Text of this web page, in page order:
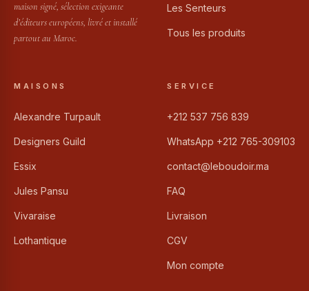
maison signé, sélection exigeante
d’éditeurs européens, livré et installé
partout au Maroc.
Les Senteurs
Tous les produits
MAISONS
Alexandre Turpault
Designers Guild
Essix
Jules Pansu
Vivaraise
Lothantique
SERVICE
+212 537 756 839
WhatsApp +212 765-309103
contact@leboudoir.ma
FAQ
Livraison
CGV
Mon compte